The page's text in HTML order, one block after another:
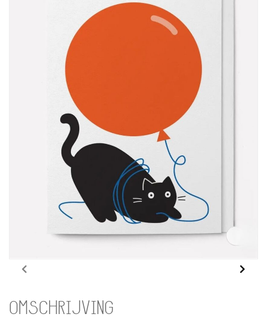
OMSCHRIJVING